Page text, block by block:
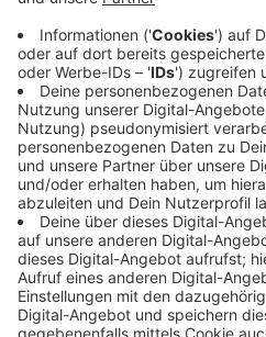
Capri Sun bringt eine neue
Elektrolyten. Also genau das,
dem Sportbereich kennt. Die
wieder fit werden – nach
auch nach einer etwas
Anzeige
Marketing oder echter
Anzeige